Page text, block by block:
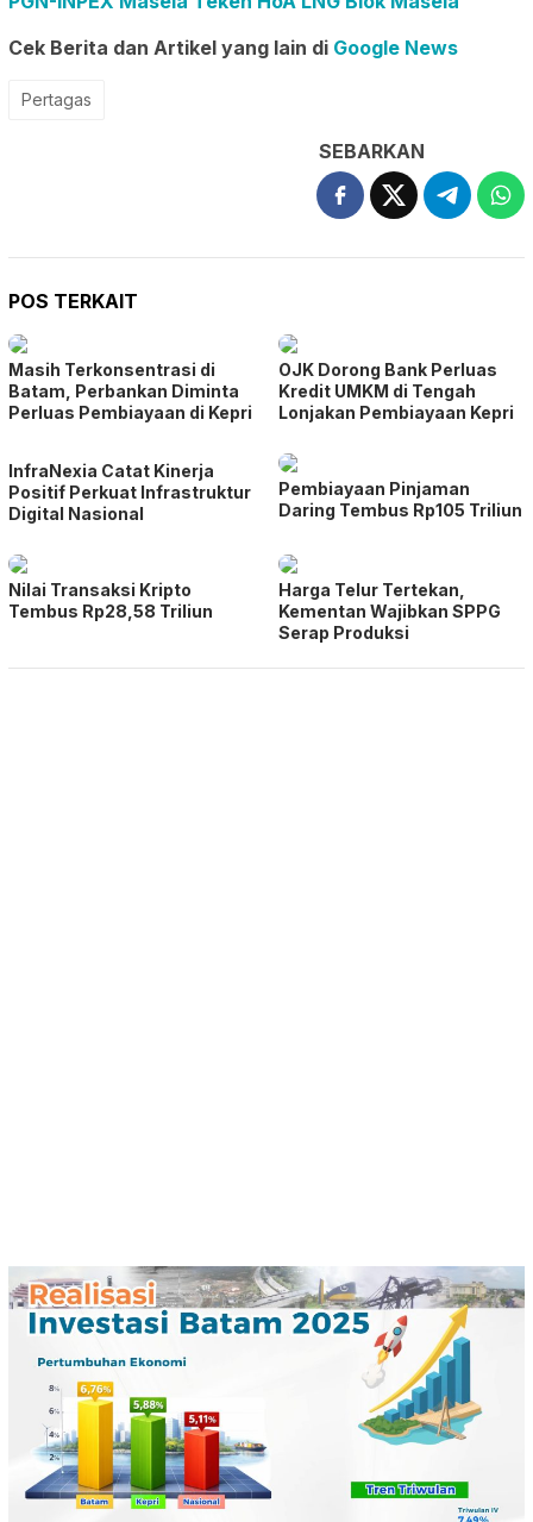
Cek Berita dan Artikel yang lain di Google News
Pertagas
SEBARKAN
POS TERKAIT
Masih Terkonsentrasi di
Batam, Perbankan Diminta
Perluas Pembiayaan di Kepri
OJK Dorong Bank Perluas
Kredit UMKM di Tengah
Lonjakan Pembiayaan Kepri
InfraNexia Catat Kinerja
Positif Perkuat Infrastruktur
Digital Nasional
Pembiayaan Pinjaman
Daring Tembus Rp105 Triliun
Nilai Transaksi Kripto
Tembus Rp28,58 Triliun
Harga Telur Tertekan,
Kementan Wajibkan SPPG
Serap Produksi